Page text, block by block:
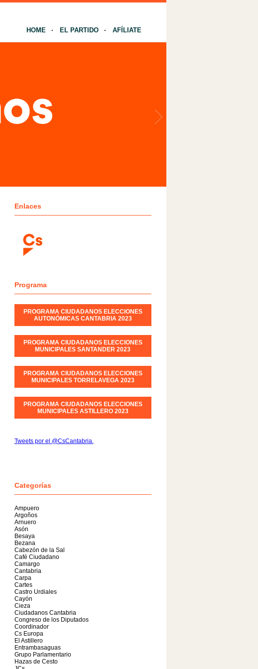
HOME EL PARTIDO AFÍLIATE
Enlaces
Programa
PROGRAMA CIUDADANOS ELECCIONES
AUTONÓMICAS CANTABRIA 2023
PROGRAMA CIUDADANOS ELECCIONES
MUNICIPALES SANTANDER 2023
PROGRAMA CIUDADANOS ELECCIONES
MUNICIPALES TORRELAVEGA 2023
PROGRAMA CIUDADANOS ELECCIONES
MUNICIPALES ASTILLERO 2023
Tweets por el @CsCantabria.
Categorías
Ampuero
Argoños
Arnuero
Asón
Besaya
Bezana
Cabezón de la Sal
Café Ciudadano
Camargo
Cantabria
Carpa
Cartes
Castro Urdiales
Cayón
Cieza
Ciudadanos Cantabria
Congreso de los Diputados
Coordinador
Cs Europa
El Astillero
Entrambasaguas
Grupo Parlamentario
Hazas de Cesto